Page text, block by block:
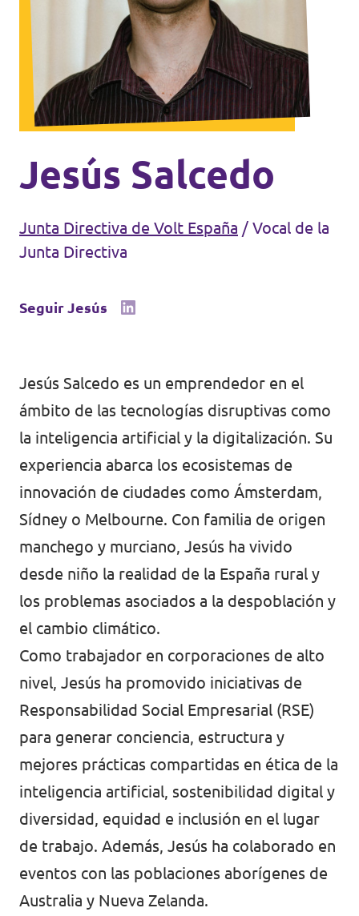
Volt Croacia
Volt Chequia
Volt Dinamarca
Volt Eslovaquia
Volt Eslovenia
Volt Finlandia [facebook]
Volt Grecia
Volt Irlanda
Volt Italia
Volt Kosovo
Volt Letonia [facebook]
Volt Lituania [facebook]
Volt Luxemburgo
Volt Malta
Volt Noruega [facebook]
Volt Países Bajos
Volt Polonia
Volt Portugal
Volt Reino Unido
Volt Rumanía
Volt Suecia
Volt Suiza
Agenda
Elecciones al Parlamento Europeo
Únete
Trabaja con Volt
Jesús Salcedo
Junta Directiva de Volt España / Vocal de la
Junta Directiva
Seguir Jesús
Jesús Salcedo es un emprendedor en el
ámbito de las tecnologías disruptivas como
la inteligencia artificial y la digitalización. Su
experiencia abarca los ecosistemas de
innovación de ciudades como Ámsterdam,
Sídney o Melbourne. Con familia de origen
manchego y murciano, Jesús ha vivido
desde niño la realidad de la España rural y
los problemas asociados a la despoblación y
el cambio climático.
Como trabajador en corporaciones de alto
nivel, Jesús ha promovido iniciativas de
Responsabilidad Social Empresarial (RSE)
para generar conciencia, estructura y
mejores prácticas compartidas en ética de la
inteligencia artificial, sostenibilidad digital y
diversidad, equidad e inclusión en el lugar
de trabajo. Además, Jesús ha colaborado en
eventos con las poblaciones aborígenes de
Australia y Nueva Zelanda.